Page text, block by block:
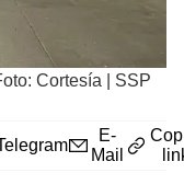
Cortesía | SSP
E-
Mail